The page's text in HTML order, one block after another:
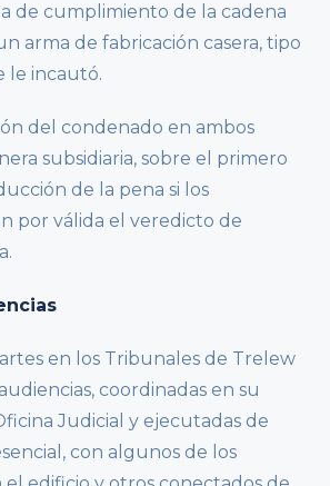
de cumplimiento de la cadena
arma de fabricación casera, tipo
le incautó.
del condenado en ambos
subsidiaria, sobre el primero
de la pena si los
por válida el veredicto de
en los Tribunales de Trelew
coordinadas en su
Judicial y ejecutadas de
con algunos de los